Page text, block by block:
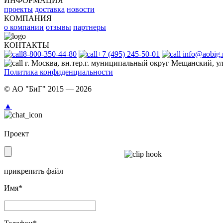
проекты доставка новости
КОМПАНИЯ
о компании отзывы партнеры
КОНТАКТЫ
8-800-350-44-80
+7 (495) 245-50-01
г. Москва, вн.тер.г. муниципальный округ Мещанский,
Политика конфиденциальности
© АО "БиГ" 2015 — 2026
▲
Проект
прикрепить файл
Имя*